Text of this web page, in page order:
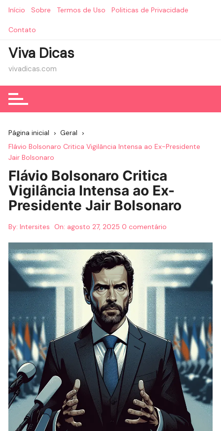
Início Sobre Termos de Uso Politicas de Privacidade
Contato
Viva Dicas
vivadicas.com
Página inicial
Geral
Flávio Bolsonaro Critica Vigilância Intensa ao Ex-Presidente
Jair Bolsonaro
Flávio Bolsonaro Critica
Vigilância Intensa ao Ex-
Presidente Jair Bolsonaro
By: Intersites On: agosto 27, 2025 0 comentário